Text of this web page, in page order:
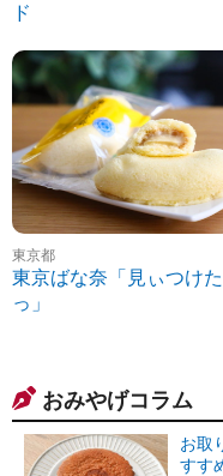
ド
東京都
東京ばな奈「見ぃつけた
っ」
おみやげコラム
お取
すす